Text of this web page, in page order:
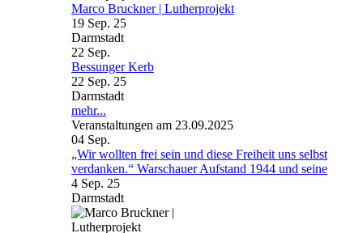
Marco Bruckner | Lutherprojekt
19 Sep. 25
Darmstadt
22 Sep.
Bessunger Kerb
22 Sep. 25
Darmstadt
mehr...
Veranstaltungen am 23.09.2025
04 Sep.
„Wir wollten frei sein und diese Freiheit uns selbst
verdanken.“ Warschauer Aufstand 1944 und seine
4 Sep. 25
Darmstadt